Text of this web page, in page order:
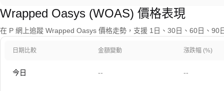
Wrapped Oasys (WOAS) 價格表現
在 P 網上追蹤 Wrapped Oasys 價格走勢，支援 1日、30日、60日、90
日期比較 金額變動 漲跌幅 (%)
今日 -- --